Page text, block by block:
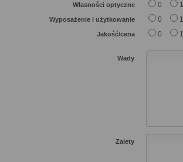
Własności optyczne 0 1
Wyposażenie i użytkowanie 0 1
Jakość/cena 0 1
Wady
Zalety